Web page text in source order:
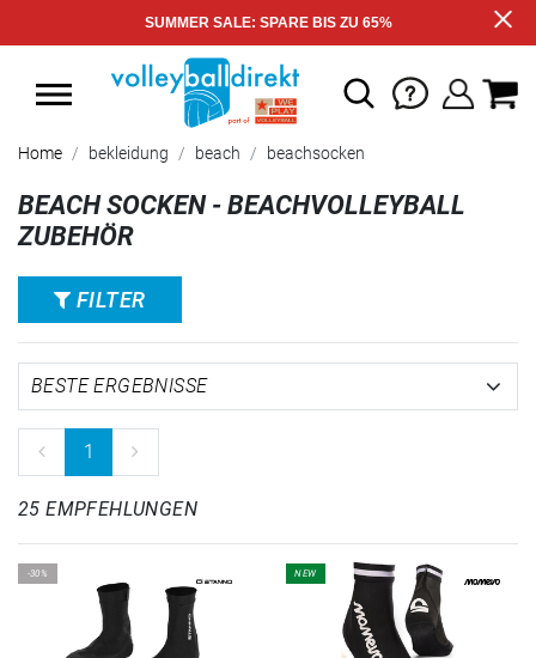
SUMMER SALE: SPARE BIS ZU 65%
Home bekleidung beach beachsocken
BEACH SOCKEN - BEACHVOLLEYBALL
ZUBEHÖR
FILTER
1
25 EMPFEHLUNGEN
-30% NEW